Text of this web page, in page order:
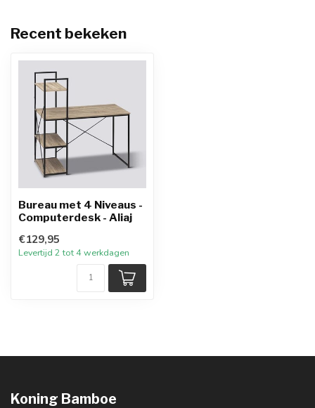
Recent bekeken
Bureau met 4 Niveaus -
Computerdesk - Aliaj
€129,95
Levertijd 2 tot 4 werkdagen
Koning Bamboe